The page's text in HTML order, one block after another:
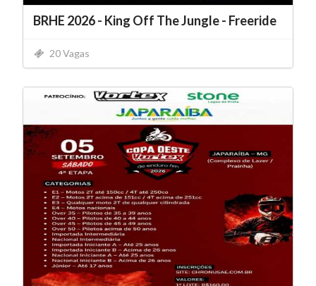
BRHE 2026 - King Off The Jungle - Freeride
20 Vagas